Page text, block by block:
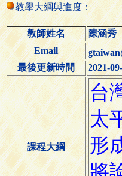
教學大綱與進度：
教師姓名
陳涵秀
Email
最後更新時間
2021-
課程大綱